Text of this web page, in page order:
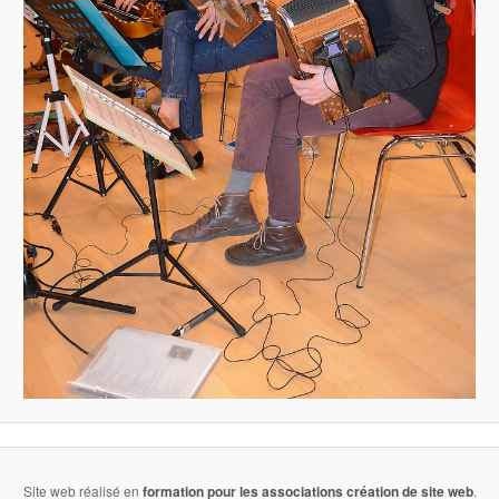
Site web réalisé en formation pour les associations création de site web.